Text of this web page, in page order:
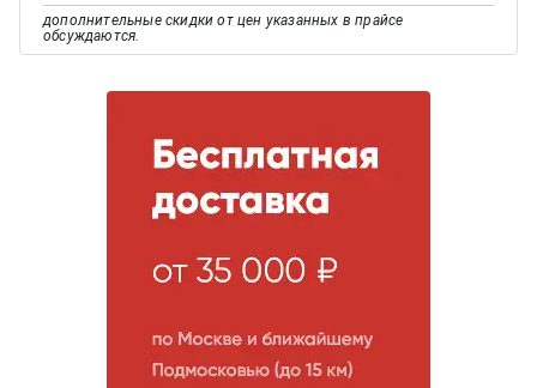
дополнительные скидки от цен указанных в прайсе
обсуждаются.